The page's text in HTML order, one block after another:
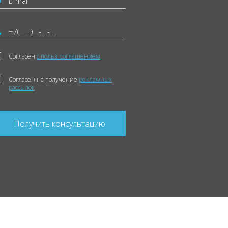
Согласенс польз. соглашением
Согласен на получение рекламных
рассылок
Получить консультацию